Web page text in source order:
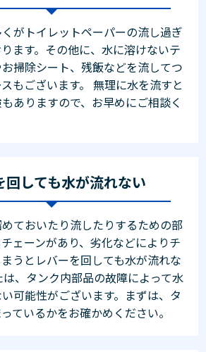
がトイレットペーパーの流し過ぎ
ます。その他に、水に溶けないテ
掃除シート、残飯などを流してつ
もございます。 無理に水を流すと
ありますので、お早めにご相談く
回しても水が流れない
ておいたり流したりするための部
ェーンがあり、劣化などによりチ
うとレバーを回しても水が流れな
は、タンク内部品の故障によって水
可能性がございます。まずは、タ
ているかをお確かめください。